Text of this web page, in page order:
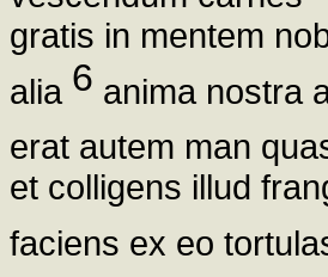
gratis in mentem
alia 6 anima nostra
erat autem man
et colligens illud
faciens ex eo